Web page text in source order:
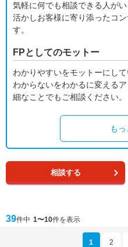
気軽に何でも相談できる人が
活かしお客様に寄り添ったコ
す。
FPとしてのモットー
わかりやすいをモットーにし
わからないをわかるに変える
細なことでもご相談ください。
も
相談する
39件中 1〜10件を表示
1 2